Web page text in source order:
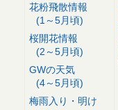
花粉飛散情報
(1～5月頃)
桜開花情報
(2～5月頃)
GWの天気
(4～5月頃)
梅雨入り・明け